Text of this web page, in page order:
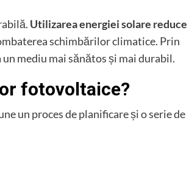
Utilizarea energiei solare reduce
schimbărilor climatice. Prin
mediu mai sănătos și mai durabil.
fotovoltaice?
un proces de planificare și o serie de